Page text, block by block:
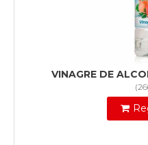
VINAGRE DE
(